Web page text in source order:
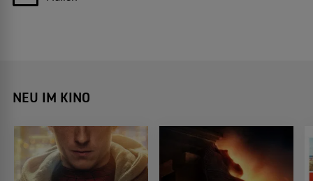
NEU IM KINO